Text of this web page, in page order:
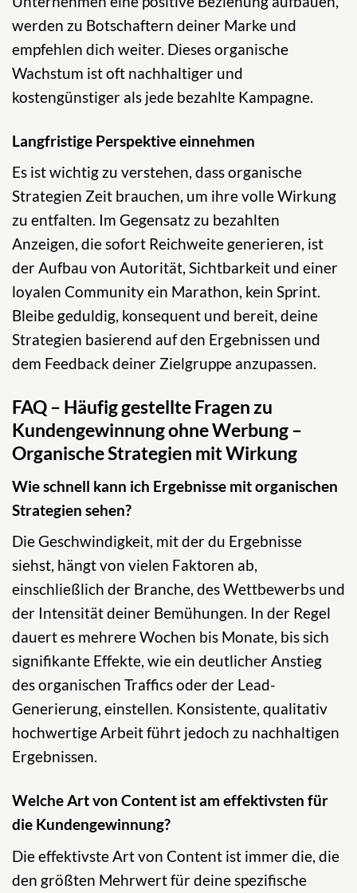
werden zu Botschaftern deiner Marke und
empfehlen dich weiter. Dieses organische
Wachstum ist oft nachhaltiger und
kostengünstiger als jede bezahlte Kampagne.
Langfristige Perspektive einnehmen
Es ist wichtig zu verstehen, dass organische
Strategien Zeit brauchen, um ihre volle Wirkung
zu entfalten. Im Gegensatz zu bezahlten
Anzeigen, die sofort Reichweite generieren, ist
der Aufbau von Autorität, Sichtbarkeit und einer
loyalen Community ein Marathon, kein Sprint.
Bleibe geduldig, konsequent und bereit, deine
Strategien basierend auf den Ergebnissen und
dem Feedback deiner Zielgruppe anzupassen.
FAQ – Häufig gestellte Fragen zu
Kundengewinnung ohne Werbung –
Organische Strategien mit Wirkung
Wie schnell kann ich Ergebnisse mit organischen
Strategien sehen?
Die Geschwindigkeit, mit der du Ergebnisse
siehst, hängt von vielen Faktoren ab,
einschließlich der Branche, des Wettbewerbs und
der Intensität deiner Bemühungen. In der Regel
dauert es mehrere Wochen bis Monate, bis sich
signifikante Effekte, wie ein deutlicher Anstieg
des organischen Traffics oder der Lead-
Generierung, einstellen. Konsistente, qualitativ
hochwertige Arbeit führt jedoch zu nachhaltigen
Ergebnissen.
Welche Art von Content ist am effektivsten für
die Kundengewinnung?
Die effektivste Art von Content ist immer die, die
den größten Mehrwert für deine spezifische